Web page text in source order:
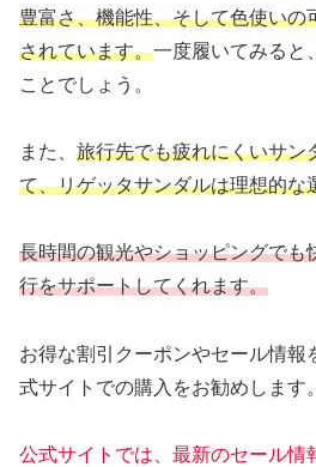
豊富さ、機能性、そして色使いの
されています。一度履いてみると
ことでしょう。
また、 旅行先でも疲れにくいサン
て、リゲッタサンダルは理想的な
長時間の観光やショッピングでも
行をサポートしてくれます。
お得な割引クーポンやセール情報
式サイトでの購入をお勧めします。
公式サイトでは、最新のセール情